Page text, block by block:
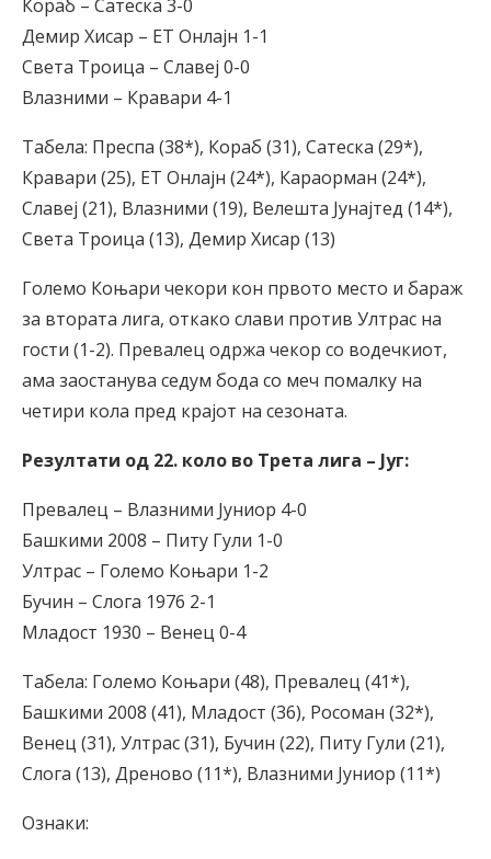
Кораб – Сатеска 3-0
Демир Хисар – ЕТ Онлајн 1-1
Света Троица – Славеј 0-0
Влазними – Кравари 4-1
Табела: Преспа (38*), Кораб (31), Сатеска (29*),
Кравари (25), ЕТ Онлајн (24*), Караорман (24*),
Славеј (21), Влазними (19), Велешта Јунајтед (14*),
Света Троица (13), Демир Хисар (13)
Големо Коњари чекори кон првото место и бараж
за втората лига, откако слави против Ултрас на
гости (1-2). Превалец одржа чекор со водечкиот,
ама заостанува седум бода со меч помалку на
четири кола пред крајот на сезоната.
Резултати од 22. коло во Трета лига – Југ:
Превалец – Влазними Јуниор 4-0
Башкими 2008 – Питу Гули 1-0
Ултрас – Големо Коњари 1-2
Бучин – Слога 1976 2-1
Младост 1930 – Венец 0-4
Табела: Големо Коњари (48), Превалец (41*),
Башкими 2008 (41), Младост (36), Росоман (32*),
Венец (31), Ултрас (31), Бучин (22), Питу Гули (21),
Слога (13), Дреново (11*), Влазними Јуниор (11*)
Ознаки: